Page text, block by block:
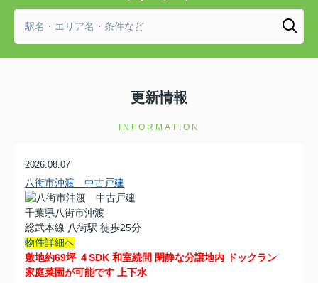
更新情報
INFORMATION
2026.08.07
八街市沖渡 中古戸建
千葉県八街市沖渡
総武本線 八街駅 徒歩25分
物件詳細へ
敷地約69坪 ４SDK 和室続間 閑静な分譲地内 ドックラン
家庭菜園が可能です 上下水